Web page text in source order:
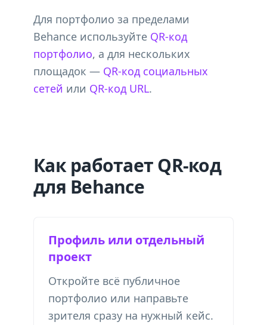
Для портфолио за пределами
Behance используйте QR-код
портфолио, а для нескольких
площадок — QR-код социальных
сетей или QR-код URL.
Как работает QR-код
для Behance
Профиль или отдельный
проект
Откройте всё публичное
портфолио или направьте
зрителя сразу на нужный кейс.